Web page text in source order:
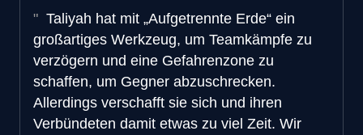
Taliyah hat mit „Aufgetrennte Erde“ ein
großartiges Werkzeug, um Teamkämpfe zu
verzögern und eine Gefahrenzone zu
schaffen, um Gegner abzuschrecken.
Allerdings verschafft sie sich und ihren
Verbündeten damit etwas zu viel Zeit. Wir